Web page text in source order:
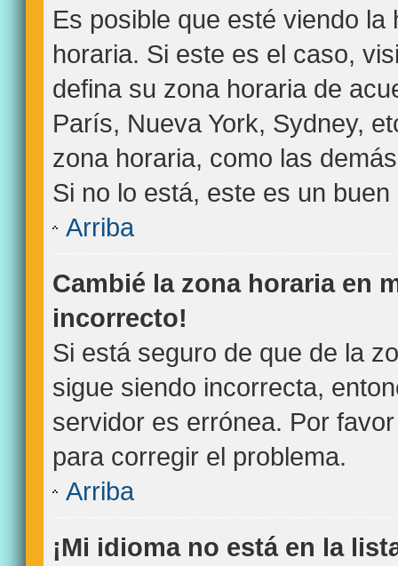
Es posible que esté viendo
horaria. Si este es el caso,
defina su zona horaria de
París, Nueva York, Sydney,
zona horaria, como las
Si no lo está, este es un
Arriba
Cambié la zona horaria en
incorrecto!
Si está seguro de que de la
sigue siendo incorrecta,
servidor es errónea. Por
para corregir el problema.
Arriba
¡Mi idioma no está en la